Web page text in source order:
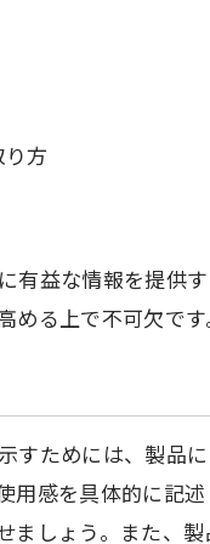
方
有益な情報を提供
る上で不可欠です
すためには、製品
用感を具体的に記
ましょう。また、